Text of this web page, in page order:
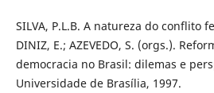
SILVA, P.L.B. A natureza do conflito
DINIZ, E.; AZEVEDO, S. (orgs.).
democracia no Brasil: dilemas e
Universidade de Brasília, 1997.